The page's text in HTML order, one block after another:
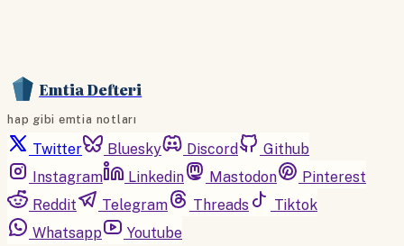
Emtia Defteri
hap gibi emtia notları
Twitter Bluesky Discord
Github
Instagram
Linkedin Mastodon
Pinterest
Reddit
Telegram Threads
Tiktok
Whatsapp
Youtube